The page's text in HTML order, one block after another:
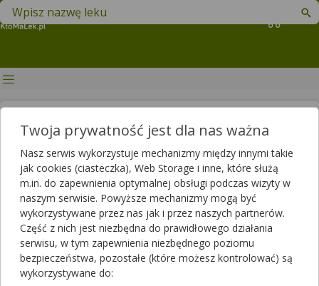
Koszyk
Znajdź lek w swojej okolicy
Drapacz lekarski — właściwości
lecznicze, działanie,
zastosowanie
Publikacja: 2024-10-29 13:16 Aktualizacja: 2025-02-24 16:25
Autor
Artykuł rekomendowany przez:
magister farmacji Bartłomiej Łuczyński
Twoja prywatność jest dla nas ważna
Nasz serwis wykorzystuje mechanizmy między innymi takie
jak cookies (ciasteczka), Web Storage i inne, które służą
m.in. do zapewnienia optymalnej obsługi podczas wizyty w
naszym serwisie. Powyższe mechanizmy mogą być
wykorzystywane przez nas jak i przez naszych partnerów.
Część z nich jest niezbędna do prawidłowego działania
serwisu, w tym zapewnienia niezbędnego poziomu
bezpieczeństwa, pozostałe (które możesz kontrolować) są
wykorzystywane do: